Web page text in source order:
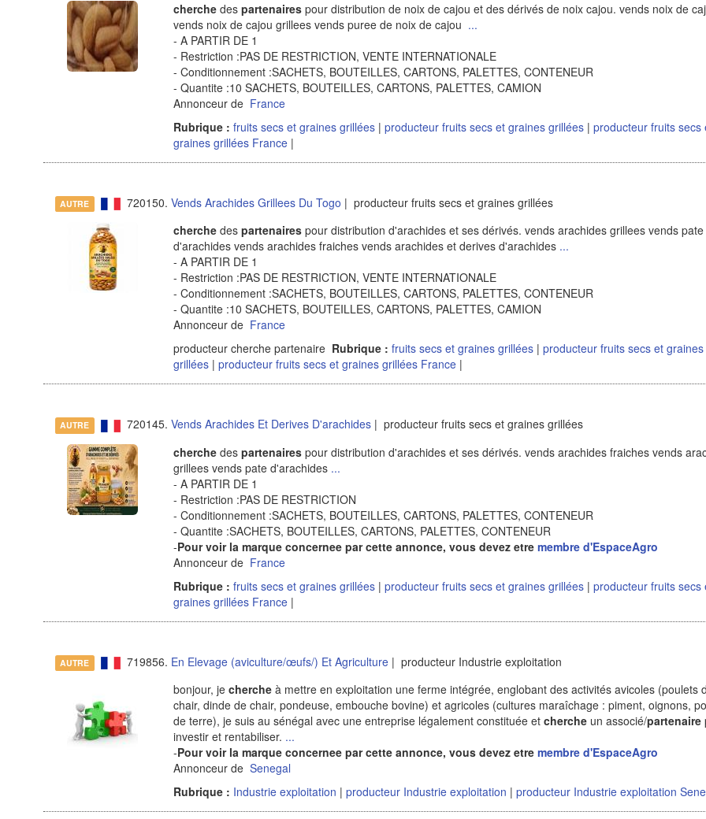
cherchedes partenairespour distribution de noix de cajou et des dérivés de noix cajou. vends noix de
vends noix de cajou grillees vends puree de noix de cajou ...
- A PARTIR DE 1
- Restriction :PAS DE RESTRICTION, VENTE INTERNATIONALE
- Conditionnement :SACHETS, BOUTEILLES, CARTONS, PALETTES, CONTENEUR
- Quantite :10 SACHETS, BOUTEILLES, CARTONS, PALETTES, CAMION
Annonceur de France
Rubrique : fruits secs et graines grillées | producteur fruits secs et graines grillées| producteur fruits secs
graines grillées France|
AUTRE 720150. Vends Arachides Grillees Du Togo | producteur fruits secs et graines grillées
cherchedes partenairespour distribution d'arachides et ses dérivés. vends arachides grillees vends pate
d'arachides vends arachides fraiches vends arachides et derives d'arachides ...
- A PARTIR DE 1
- Restriction :PAS DE RESTRICTION, VENTE INTERNATIONALE
- Conditionnement :SACHETS, BOUTEILLES, CARTONS, PALETTES, CONTENEUR
- Quantite :10 SACHETS, BOUTEILLES, CARTONS, PALETTES, CAMION
Annonceur de France
producteur cherche partenaire Rubrique : fruits secs et graines grillées | producteur fruits secs et graines
grillées| producteur fruits secs et graines grillées France|
AUTRE 720145. Vends Arachides Et Derives D'arachides| producteur fruits secs et graines grillées
cherchedes partenairespour distribution d'arachides et ses dérivés. vends arachides fraiches vends
grillees vends pate d'arachides ...
- A PARTIR DE 1
- Restriction :PAS DE RESTRICTION
- Conditionnement :SACHETS, BOUTEILLES, CARTONS, PALETTES, CONTENEUR
- Quantite :SACHETS, BOUTEILLES, CARTONS, PALETTES, CONTENEUR
-Pour voir la marque concernee par cette annonce, vous devez etre membre d'EspaceAgro
Annonceur de France
Rubrique : fruits secs et graines grillées | producteur fruits secs et graines grillées| producteur fruits secs
graines grillées France|
AUTRE 719856. En Elevage (aviculture/œufs/) Et Agriculture| producteur Industrie exploitation
bonjour, je chercheà mettre en exploitation une ferme intégrée, englobant des activités avicoles (poulets
chair, dinde de chair, pondeuse, embouche bovine) et agricoles (cultures maraîchage : piment, oignons,
de terre), je suis au sénégal avec une entreprise légalement constituée et chercheun associé/partenaire
investir et rentabiliser. ...
-Pour voir la marque concernee par cette annonce, vous devez etre membre d'EspaceAgro
Annonceur de Senegal
Rubrique : Industrie exploitation | producteur Industrie exploitation | producteur Industrie exploitation